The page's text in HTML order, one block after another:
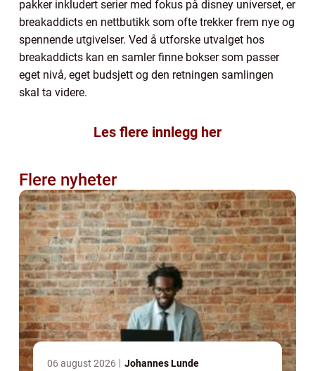
pakker inkludert serier med fokus på disney universet, er
breakaddicts en nettbutikk som ofte trekker frem nye og
spennende utgivelser. Ved å utforske utvalget hos
breakaddicts kan en samler finne bokser som passer
eget nivå, eget budsjett og den retningen samlingen
skal ta videre.
Les flere innlegg her
Flere nyheter
06 august 2026 Johannes Lunde